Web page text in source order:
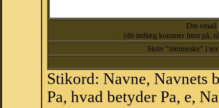
Din email
(dit indlæg kommer først på,
Skriv "menneske" i
Stikord: Navne, Navnets
Pa, hvad betyder Pa, e,